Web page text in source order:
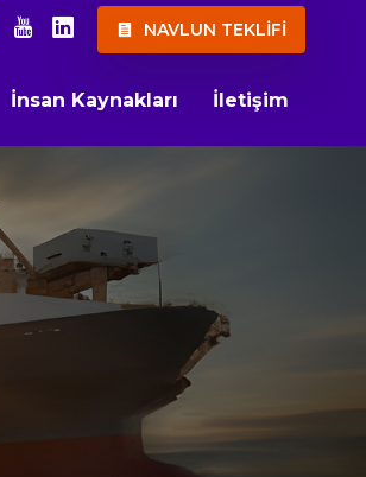
NAVLUN TEKLİFİ
İnsan Kaynakları İletişim